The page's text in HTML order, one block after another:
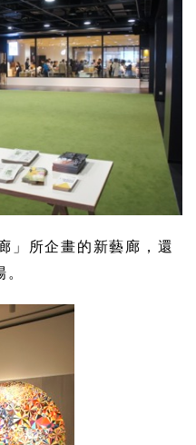
」所企畫的新藝廊，還